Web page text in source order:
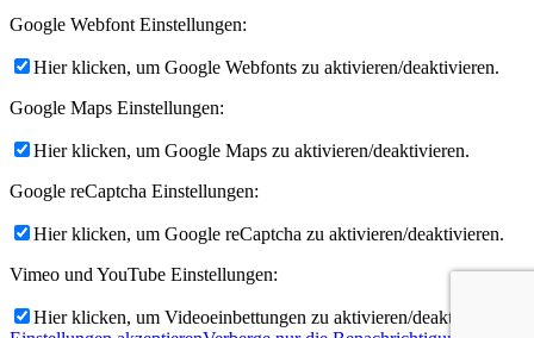
Google Webfont Einstellungen:
Hier klicken, um Google Webfonts zu aktivieren/deaktivieren.
Google Maps Einstellungen:
Hier klicken, um Google Maps zu aktivieren/deaktivieren.
Google reCaptcha Einstellungen:
Hier klicken, um Google reCaptcha zu aktivieren/deaktivieren.
Vimeo und YouTube Einstellungen:
Hier klicken, um Videoeinbettungen zu aktivieren/deaktivieren.